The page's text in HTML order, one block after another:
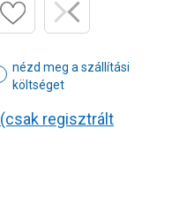
nézd meg a szállítási
költséget
(csak regisztrált